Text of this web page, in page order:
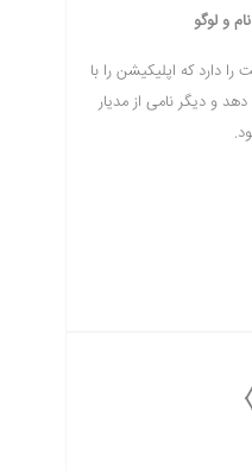
و لوگو
را دارد که اپلیکیشن را با
و دیگر نامی از مدیار